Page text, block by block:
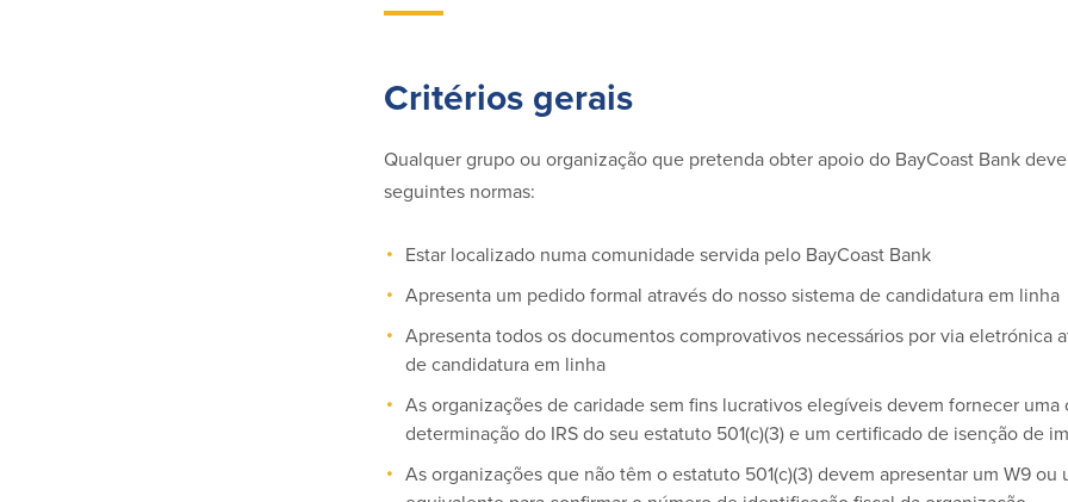
Critérios gerais
Qualquer grupo ou organização que pretenda obter apoio do BayCoast Bank
seguintes normas:
Estar localizado numa comunidade servida pelo BayCoast Bank
Apresenta um pedido formal através do nosso sistema de candidatura em linha
Apresenta todos os documentos comprovativos necessários por via eletrónica
de candidatura em linha
As organizações de caridade sem fins lucrativos elegíveis devem fornecer uma
determinação do IRS do seu estatuto 501(c)(3) e um certificado de isenção de
As organizações que não têm o estatuto 501(c)(3) devem apresentar um W9 ou